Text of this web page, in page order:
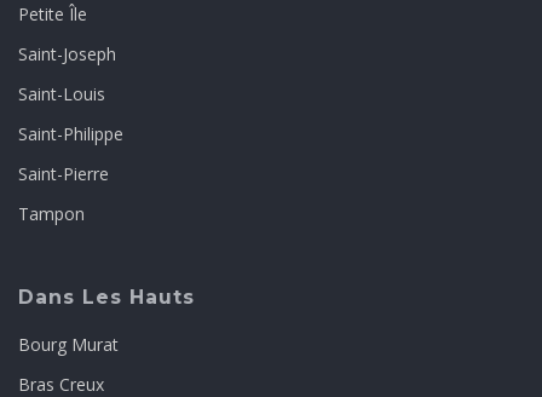
Petite Île
Saint-Joseph
Saint-Louis
Saint-Philippe
Saint-Pierre
Tampon
Dans Les Hauts
Bourg Murat
Bras Creux